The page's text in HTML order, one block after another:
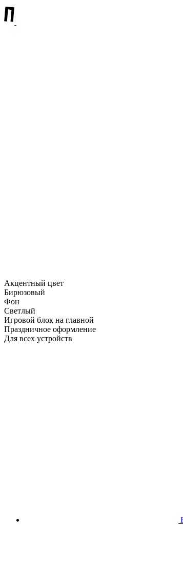
Акцентный цвет
Бирюзовый
Фон
Светлый
Игровой блок на главной
Праздничное оформление
Для всех устройств